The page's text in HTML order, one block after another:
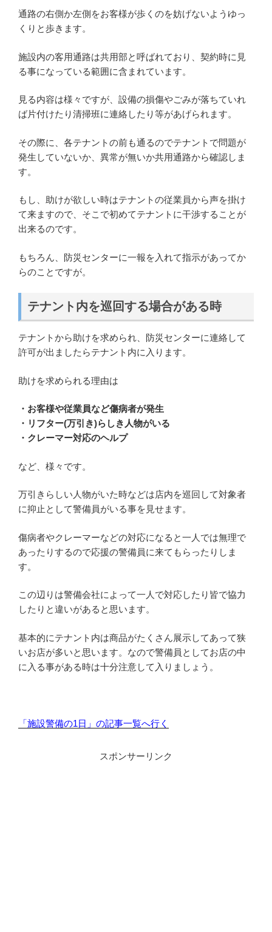
通路の右側か左側をお客様が歩くのを妨げないようゆっ
くりと歩きます。
施設内の客用通路は共用部と呼ばれており、契約時に見
る事になっている範囲に含まれています。
見る内容は様々ですが、設備の損傷やごみが落ちていれ
ば片付けたり清掃班に連絡したり等があげられます。
その際に、各テナントの前も通るのでテナントで問題が
発生していないか、異常が無いか共用通路から確認しま
す。
もし、助けが欲しい時はテナントの従業員から声を掛け
て来ますので、そこで初めてテナントに干渉することが
出来るのです。
もちろん、防災センターに一報を入れて指示があってか
らのことですが。
テナント内を巡回する場合がある時
テナントから助けを求められ、防災センターに連絡して
許可が出ましたらテナント内に入ります。
助けを求められる理由は
・お客様や従業員など傷病者が発生
・リフター(万引き)らしき人物がいる
・クレーマー対応のヘルプ
など、様々です。
万引きらしい人物がいた時などは店内を巡回して対象者
に抑止として警備員がいる事を見せます。
傷病者やクレーマーなどの対応になると一人では無理で
あったりするので応援の警備員に来てもらったりしま
す。
この辺りは警備会社によって一人で対応したり皆で協力
したりと違いがあると思います。
基本的にテナント内は商品がたくさん展示してあって狭
いお店が多いと思います。なので警備員としてお店の中
に入る事がある時は十分注意して入りましょう。
「施設警備の1日」の記事一覧へ行く
スポンサーリンク